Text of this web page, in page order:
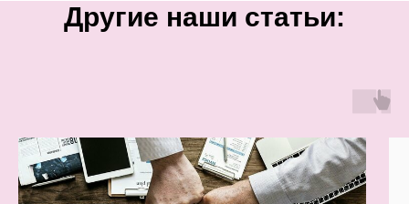
Другие наши статьи: